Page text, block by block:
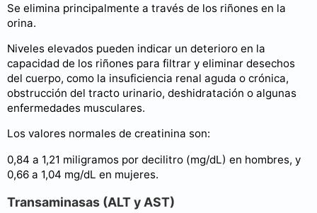
Se elimina principalmente a través de los riñones en la
orina.
Niveles elevados pueden indicar un deterioro en la
capacidad de los riñones para filtrar y eliminar desechos
del cuerpo, como la insuficiencia renal aguda o crónica,
obstrucción del tracto urinario, deshidratación o algunas
enfermedades musculares.
Los valores normales de creatinina son:
0,84 a 1,21 miligramos por decilitro (mg/dL) en hombres, y
0,66 a 1,04 mg/dL en mujeres.
Transaminasas (ALT y AST)